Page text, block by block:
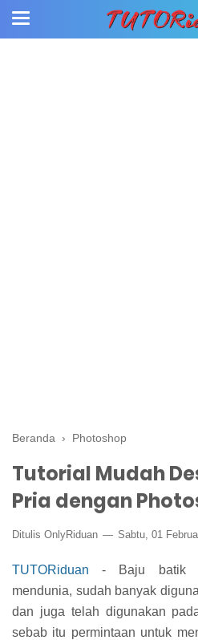
Beranda › Photoshop
Tutorial Mudah
Pria dengan
Ditulis OnlyRiduan Sabtu, 01
TUTORiduan - Baju batik
mendunia, sudah banyak
dan juga telah digunakan
sebab itu permintaan untuk